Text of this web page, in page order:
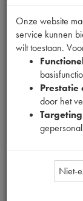
Fabrikant
Productnummer
1900500
63
Onze website
service kunnen
wilt toestaan.
Prestatie
door het
Niet-